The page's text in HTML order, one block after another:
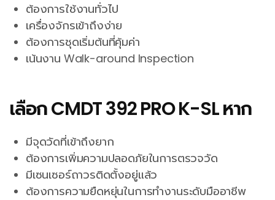
ต้องการใช้งานทั่วไป
เครื่องจักรเข้าถึงง่าย
ต้องการชุดเริ่มต้นที่คุ้มค่า
เน้นงาน Walk-around Inspection
เลือก CMDT 392 PRO K-SL หาก
มีจุดวัดที่เข้าถึงยาก
ต้องการเพิ่มความปลอดภัยในการตรวจวัด
มีเซนเซอร์ถาวรติดตั้งอยู่แล้ว
ต้องการความยืดหยุ่นในการทำงานระดับมืออาชีพ